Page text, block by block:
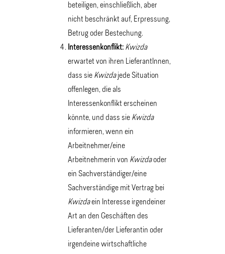
beteiligen, einschließlich, aber
nicht beschränkt auf, Erpressung,
Betrug oder Bestechung.
Interessenkonflikt: Kwizda
erwartet von ihren LieferantInnen,
dass sie Kwizdajede Situation
offenlegen, die als
Interessenkonflikt erscheinen
könnte, und dass sie Kwizda
informieren, wenn ein
Arbeitnehmer/eine
Arbeitnehmerin von Kwizdaoder
ein Sachverständiger/eine
Sachverständige mit Vertrag bei
Kwizdaein Interesse irgendeiner
Art an den Geschäften des
Lieferanten/der Lieferantin oder
irgendeine wirtschaftliche